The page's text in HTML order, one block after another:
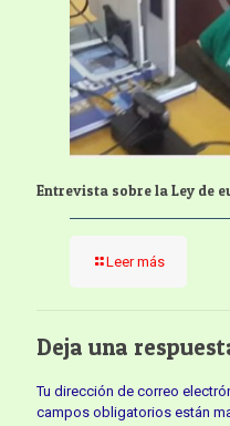
Entrevista sobre la Ley de
Leer más
Deja una
Tu dirección de correo
campos obligatorios están